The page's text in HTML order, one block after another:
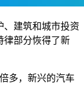
、建筑和城市投资
律部分恢得了新
多，新兴的汽车